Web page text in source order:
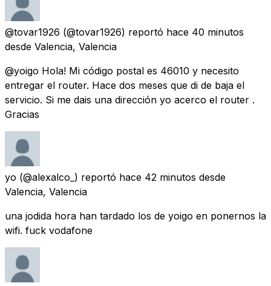
@tovar1926 (@tovar1926) reportó hace 40 minutos
desde Valencia, Valencia
@yoigo Hola! Mi código postal es 46010 y necesito
entregar el router. Hace dos meses que di de baja el
servicio. Si me dais una dirección yo acerco el router .
Gracias
yo (@alexalco_) reportó hace 42 minutos desde
Valencia, Valencia
una jodida hora han tardado los de yoigo en ponernos la
wifi. fuck vodafone